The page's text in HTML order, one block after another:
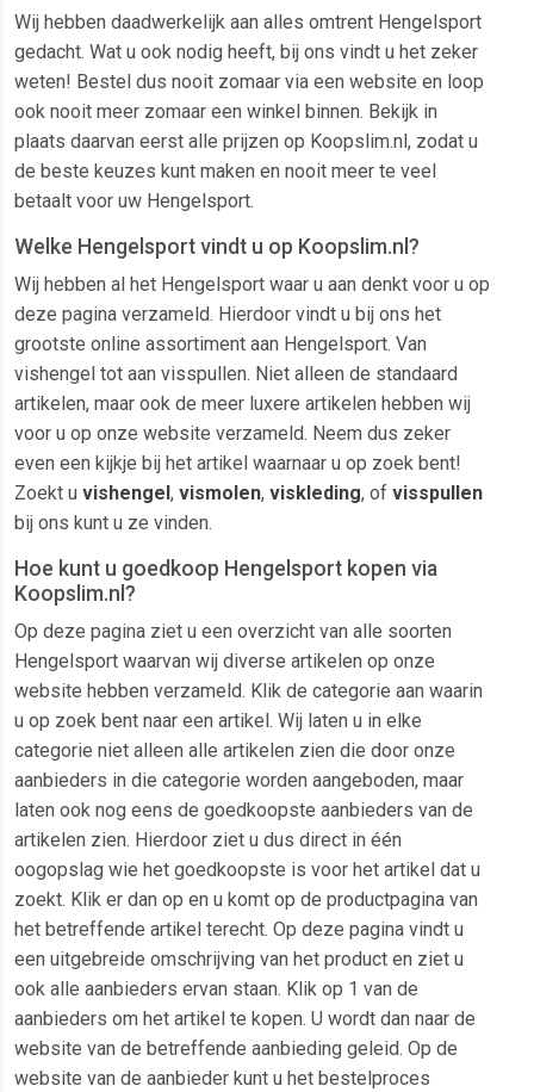
Wij hebben daadwerkelijk aan alles omtrent Hengelsport
gedacht. Wat u ook nodig heeft, bij ons vindt u het zeker
weten! Bestel dus nooit zomaar via een website en loop
ook nooit meer zomaar een winkel binnen. Bekijk in
plaats daarvan eerst alle prijzen op Koopslim.nl, zodat u
de beste keuzes kunt maken en nooit meer te veel
betaalt voor uw Hengelsport.
Welke Hengelsport vindt u op Koopslim.nl?
Wij hebben al het Hengelsport waar u aan denkt voor u op
deze pagina verzameld. Hierdoor vindt u bij ons het
grootste online assortiment aan Hengelsport. Van
vishengel tot aan visspullen. Niet alleen de standaard
artikelen, maar ook de meer luxere artikelen hebben wij
voor u op onze website verzameld. Neem dus zeker
even een kijkje bij het artikel waarnaar u op zoek bent!
Zoekt u vishengel , vismolen, viskleding, of visspullen
bij ons kunt u ze vinden.
Hoe kunt u goedkoop Hengelsport kopen via
Koopslim.nl?
Op deze pagina ziet u een overzicht van alle soorten
Hengelsport waarvan wij diverse artikelen op onze
website hebben verzameld. Klik de categorie aan waarin
u op zoek bent naar een artikel. Wij laten u in elke
categorie niet alleen alle artikelen zien die door onze
aanbieders in die categorie worden aangeboden, maar
laten ook nog eens de goedkoopste aanbieders van de
artikelen zien. Hierdoor ziet u dus direct in één
oogopslag wie het goedkoopste is voor het artikel dat u
zoekt. Klik er dan op en u komt op de productpagina van
het betreffende artikel terecht. Op deze pagina vindt u
een uitgebreide omschrijving van het product en ziet u
ook alle aanbieders ervan staan. Klik op 1 van de
aanbieders om het artikel te kopen. U wordt dan naar de
website van de betreffende aanbieding geleid. Op de
website van de aanbieder kunt u het bestelproces